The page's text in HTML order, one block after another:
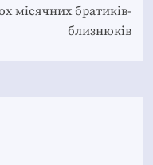
місячних братиків-
близнюків